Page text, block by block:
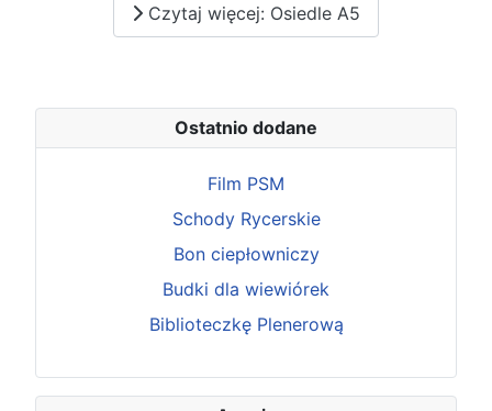
Czytaj więcej: Osiedle A5
Ostatnio dodane
Film PSM
Schody Rycerskie
Bon ciepłowniczy
Budki dla wiewiórek
Biblioteczkę Plenerową